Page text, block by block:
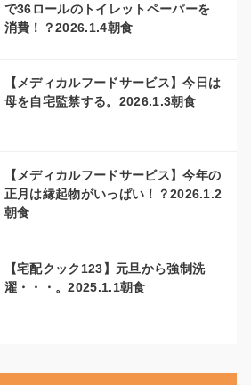
で36ロールのトイレットペーパーを
消費！？2026.1.4朝食
【メディカルフードサービス】今日は
母を自宅監禁する。2026.1.3朝食
【メディカルフードサービス】今年の
正月は縁起物がいっぱい！？2026.1.2
朝食
【宅配クック123】元旦から強制洗
濯・・・。2025.1.1朝食